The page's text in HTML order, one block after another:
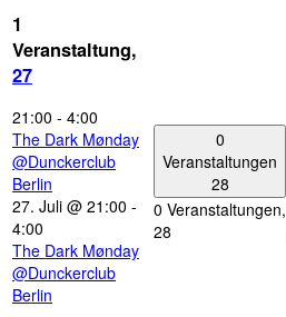
1
Veranstaltung,
27
21:00 - 4:00
The Dark Mønday
@Dunckerclub
Berlin
27. Juli @ 21:00 -
4:00
The Dark Mønday
@Dunckerclub
Berlin
0
Veranstaltungen
28
0 Veranstaltungen,
28